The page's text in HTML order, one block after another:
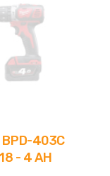
BPD-403C
- 4 AH